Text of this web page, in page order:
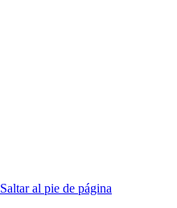
Saltar al pie de página